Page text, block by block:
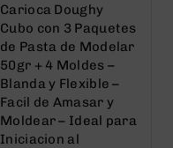
Carioca Doughy
Cubo con 3 Paquetes
de Pasta de Modelar
50gr + 4 Moldes –
Blanda y Flexible –
Facil de Amasar y
Moldear – Ideal para
Iniciacion al